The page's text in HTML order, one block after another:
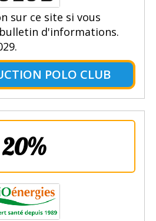
sur ce site si vous
d'informations.
POLO CLUB
20%